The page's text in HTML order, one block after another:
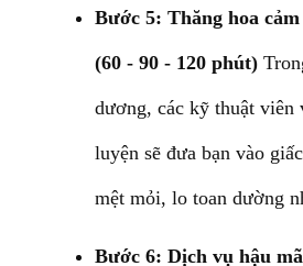
Bước 5: Thăng hoa
(60 - 90 - 120 phút)
dương, các kỹ thuật viên
luyện sẽ đưa bạn vào
mệt mỏi, lo toan dường
Bước 6: Dịch vụ hậu